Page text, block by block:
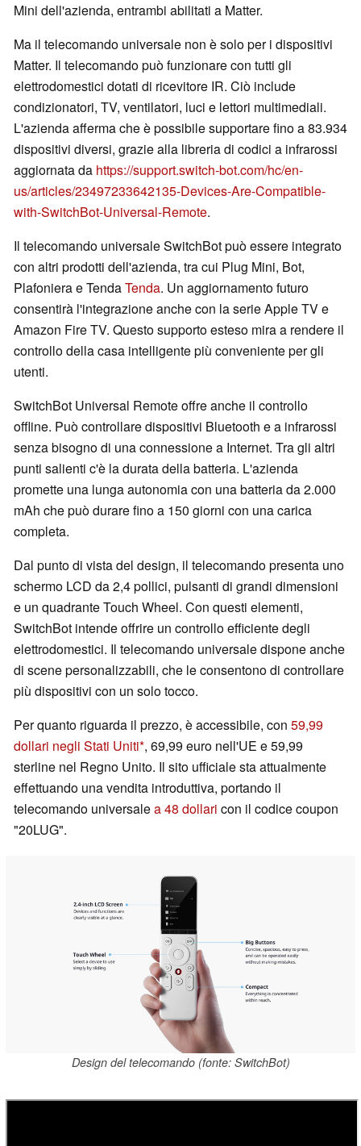
Mini dell'azienda, entrambi abilitati a Matter.
Ma il telecomando universale non è solo per i dispositivi
Matter. Il telecomando può funzionare con tutti gli
elettrodomestici dotati di ricevitore IR. Ciò include
condizionatori, TV, ventilatori, luci e lettori multimediali.
L'azienda afferma che è possibile supportare fino a 83.934
dispositivi diversi, grazie alla libreria di codici a infrarossi
aggiornata da https://support.switch-bot.com/hc/en-
us/articles/23497233642135-Devices-Are-Compatible-
with-SwitchBot-Universal-Remote.
Il telecomando universale SwitchBot può essere integrato
con altri prodotti dell'azienda, tra cui Plug Mini, Bot,
Plafoniera e TendaTenda. Un aggiornamento futuro
consentirà l'integrazione anche con la serie Apple TV e
Amazon Fire TV. Questo supporto esteso mira a rendere il
controllo della casa intelligente più conveniente per gli
utenti.
SwitchBot Universal Remote offre anche il controllo
offline. Può controllare dispositivi Bluetooth e a infrarossi
senza bisogno di una connessione a Internet. Tra gli altri
punti salienti c'è la durata della batteria. L'azienda
promette una lunga autonomia con una batteria da 2.000
mAh che può durare fino a 150 giorni con una carica
completa.
Dal punto di vista del design, il telecomando presenta uno
schermo LCD da 2,4 pollici, pulsanti di grandi dimensioni
e un quadrante Touch Wheel. Con questi elementi,
SwitchBot intende offrire un controllo efficiente degli
elettrodomestici. Il telecomando universale dispone anche
di scene personalizzabili, che le consentono di controllare
più dispositivi con un solo tocco.
Per quanto riguarda il prezzo, è accessibile, con 59,99
dollari negli Stati Uniti , 69,99 euro nell'UE e 59,99
sterline nel Regno Unito. Il sito ufficiale sta attualmente
effettuando una vendita introduttiva, portando il
telecomando universalea 48 dollari con il codice coupon
"20LUG".
Design del telecomando (fonte: SwitchBot)